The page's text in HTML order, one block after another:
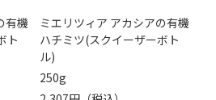
有機
ト
ミエリツィア アカシアの有機
ハチミツ(スクイーザーボト
ル)
250g